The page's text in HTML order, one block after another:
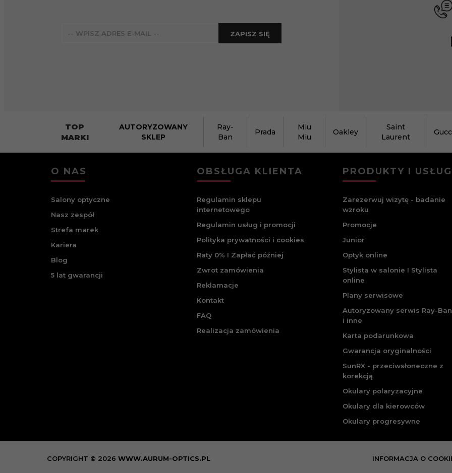
ZAPISZ SIĘ
TOP
MARKI
AUTORYZOWANY
SKLEP
Ray-
Ban
Prada
Miu
Miu
Oakley
Saint
Laurent
O NAS
Salony optyczne
Nasz zespół
Strefa marek
Kariera
Blog
5 lat gwarancji
OBSŁUGA KLIENTA
Regulamin sklepu
internetowego
Regulamin usług i promocji
Polityka prywatności i cookies
Raty 0% I Zapłać później
Zwrot zamówienia
Reklamacje
Kontakt
FAQ
Realizacja zamówienia
PRODUKTY I
Zarezerwuj wizytę - badanie
wzroku
Promocje
Junior
Optyk online
Stylista w salonie I Stylista
online
Plany serwisowe
Autoryzowany serwis Ray-Ban
i inne
Karta podarunkowa
Gwarancja oryginalności
SunRX - przeciwsłoneczne z
korekcją
Okulary polaryzacyjne
Okulary dla kierowców
Okulary progresywne
COPYRIGHT © 2026 WWW.AURUM-OPTICS.PL INFORMACJA O